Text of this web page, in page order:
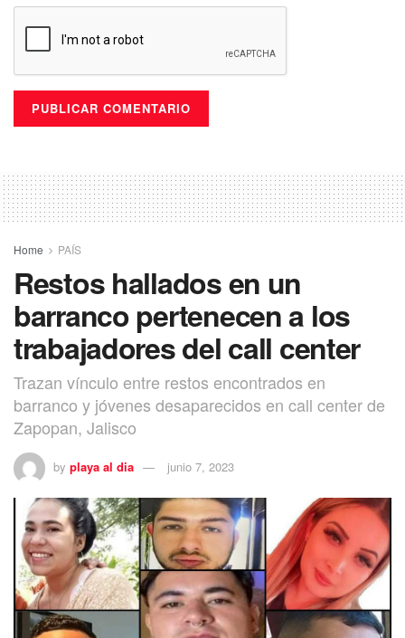
Home PAÍS
Restos hallados en un
barranco pertenecen a los
trabajadores del call center
Trazan vínculo entre restos encontrados en
barranco y jóvenes desaparecidos en call center de
Zapopan, Jalisco
by playa al dia junio 7, 2023